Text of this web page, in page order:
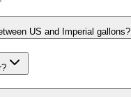
US and Imperial gallons?